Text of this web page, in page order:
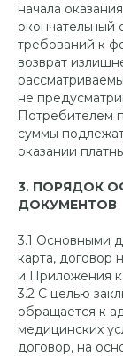
начала
окончательный
требований к
возврат
не
Потребителем
суммы
оказании
3. ПОРЯДОК
ДОКУМЕНТОВ
3.1 Основными
карта, договор
и Приложения к
3.2 С целью
обращается к
медицинских
договор, на